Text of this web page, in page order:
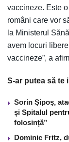
vaccineze. Este
români care vor
la Ministerul
avem locuri
vaccineze”, a
S-ar putea să te
Sorin Şipoş,
și Spitalul
folosință”
Dominic Fritz,